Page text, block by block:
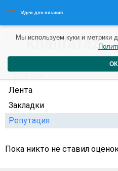
Идеи для вязания
khailfafaz1
Профиль
Лента
Закладки
Репутация
Пока никто не ставил
Мы используем куки и метрики
ОК